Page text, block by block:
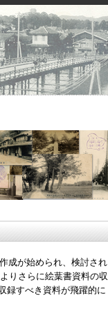
成が始められ、検討され
りさらに絵葉書資料の収
録すべき資料が飛躍的に